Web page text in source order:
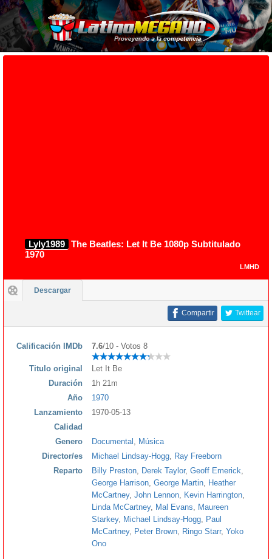
Lyly1989 The Beatles: Let It Be 1080p Subtitulado
1970
LMHD
Descargar
Twittear
Compartir
Calificación IMDb 7.6/10 - Votos 8
Titulo original
Let It Be
Duración
1h 21m
Año
1970
Lanzamiento
1970-05-13
Calidad
Genero
Documental
Música
Director/es
Michael Lindsay-Hogg
Ray Freeborn
Reparto
Billy Preston Derek Taylor, Geoff Emerick
George Harrison George Martin
Heather
McCartney, John Lennon Kevin Harrington
Linda McCartney, Mal Evans
Maureen
Starkey, Michael Lindsay-Hogg
Paul
McCartney, Peter Brown Ringo Starr, Yoko
Ono